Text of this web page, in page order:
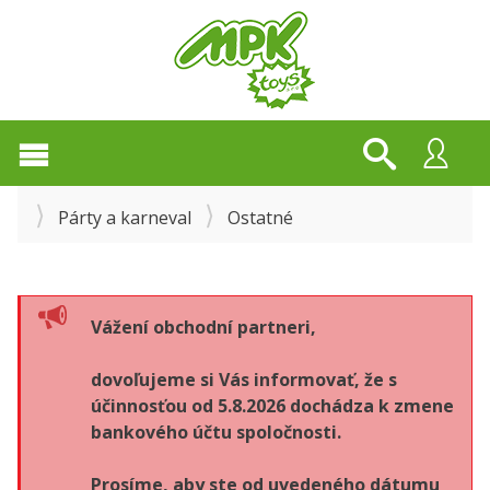
Párty a karneval Ostatné
Vážení obchodní partneri,
dovoľujeme si Vás informovať, že s
účinnosťou od 5.8.2026 dochádza k zmene
bankového účtu spoločnosti.
Prosíme, aby ste od uvedeného dátumu